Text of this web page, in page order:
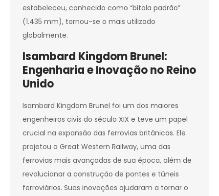
estabeleceu, conhecido como “bitola padrão”
(1.435 mm), tornou-se o mais utilizado
globalmente.
Isambard Kingdom Brunel:
Engenharia e Inovação no Reino
Unido
Isambard Kingdom Brunel foi um dos maiores
engenheiros civis do século XIX e teve um papel
crucial na expansão das ferrovias britânicas. Ele
projetou a Great Western Railway, uma das
ferrovias mais avançadas de sua época, além de
revolucionar a construção de pontes e túneis
ferroviários. Suas inovações ajudaram a tornar o